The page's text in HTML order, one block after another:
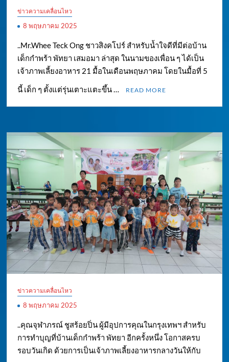
ข่าวความเคลื่อนไหว
8 พฤษภาคม 2025
..Mr.Whee Teck Ong ชาวสิงคโปร์ สำหรับน้ำใจดีที่มีต่อบ้าน
เด็กกำพร้า พัทยา เสมอมา ล่าสุด ในนามของเพื่อน ๆ ได้เป็น
เจ้าภาพเลี้ยงอาหาร 21 มื้อในเดือนพฤษภาคม โดยในมื้อที่ 5
นี้ เด็ก ๆ ตั้งแต่รุ่นเตาะแตะขึ้น …
READ MORE
ข่าวความเคลื่อนไหว
8 พฤษภาคม 2025
..คุณจุฬาภรณ์ ชูสร้อยปิ่น ผู้มีอุปการคุณในกรุงเทพฯ สำหรับ
การทำบุญที่บ้านเด็กกำพร้า พัทยา อีกครั้งหนึ่ง โอกาสครบ
รอบวันเกิด ด้วยการเป็นเจ้าภาพเลี้ยงอาหารกลางวันให้กับ